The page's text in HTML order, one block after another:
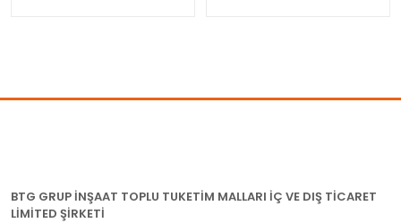
BTG GRUP İNŞAAT TOPLU TUKETİM MALLARI İÇ VE DIŞ TİCARET
LİMİTED ŞİRKETİ